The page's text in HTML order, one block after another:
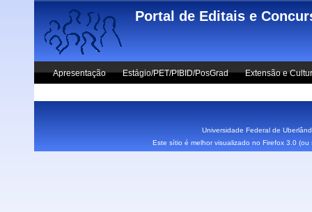
Skip to main content
Portal de Editais e
Apresentação Estágio/PET/PIBID/PosGrad Extensão e
Universidade Federal de
Este sítio é melhor visualizado no Firefox 3.0